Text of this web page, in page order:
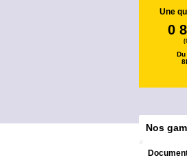
Une
0
Nos